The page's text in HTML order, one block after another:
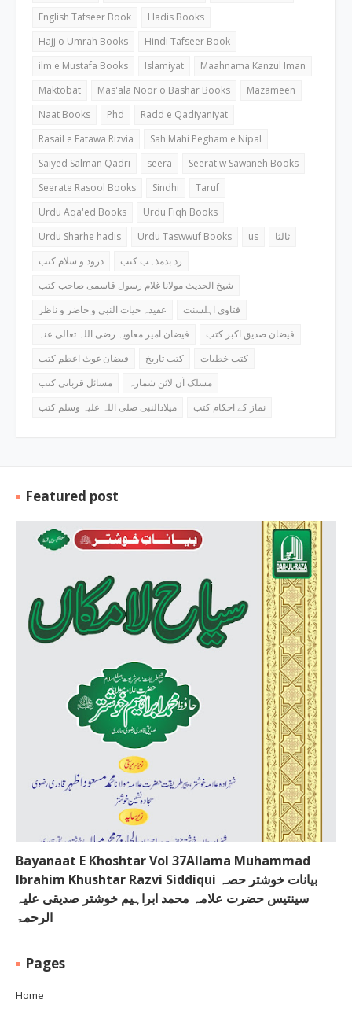
English Tafseer Book
Hadis Books
Hajj o Umrah Books
Hindi Tafseer Book
ilm e Mustafa Books
Islamiyat
Maahnama Kanzul Iman
Maktobat
Mas'ala Noor o Bashar Books
Mazameen
Naat Books
Phd
Radd e Qadiyaniyat
Rasail e Fatawa Rizvia
Sah Mahi Pegham e Nipal
Saiyed Salman Qadri
seera
Seerat w Sawaneh Books
Seerate Rasool Books
Sindhi
Taruf
Urdu Aqa'ed Books
Urdu Fiqh Books
Urdu Sharhe hadis
Urdu Taswwuf Books us
ثالثا
درود و سلام کتب
رد بدمذہب کتب
شیخ الحدیث مولانا غلام رسول قاسمی صاحب کتب
عقیدہ حیات النبی و حاضر و ناظر
فتاوی اہلسنت
فیضان امیر معاویہ رضی اللہ تعالی عنہ
فیضان صدیق اکبر کتب
فیضان غوث اعظم کتب
کتب تاریخ
کتب خطبات
مسائل قربانی کتب
مسلک آن لائن شمارہ
میلادالنبی صلی اللہ علیہ وسلم کتب
نماز کے احکام کتب
Featured post
Bayanaat E Khoshtar Vol 37Allama Muhammad
Ibrahim Khushtar Razvi Siddiqui بیانات خوشتر حصہ
سینتیس حضرت علامہ محمد ابراہیم خوشتر صدیقی علیہ
الرحمۃ
Pages
Home